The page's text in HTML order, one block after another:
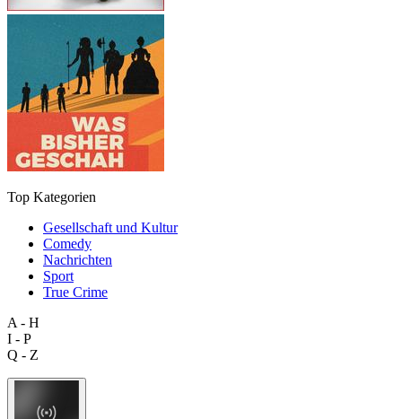
Top Kategorien
Gesellschaft und Kultur
Comedy
Nachrichten
Sport
True Crime
A - H
I - P
Q - Z